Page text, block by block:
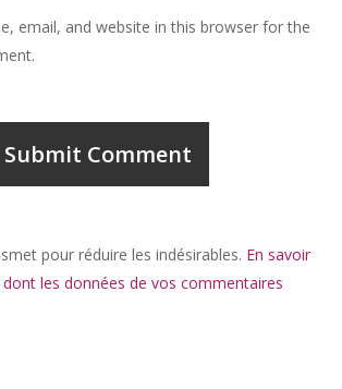
email, and website in this browser for the
pour réduire les indésirables. En savoir
les données de vos commentaires